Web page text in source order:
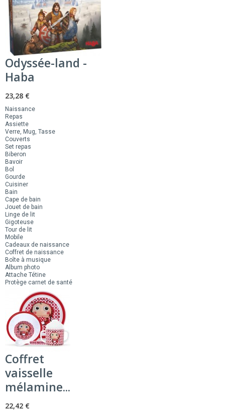
Odyssée-land -
Haba
23,28 €
Naissance
Repas
Assiette
Verre, Mug, Tasse
Couverts
Set repas
Biberon
Bavoir
Bol
Gourde
Cuisiner
Bain
Cape de bain
Jouet de bain
Linge de lit
Gigoteuse
Tour de lit
Mobile
Cadeaux de naissance
Coffret de naissance
Boîte à musique
Album photo
Attache Tétine
Protège carnet de santé
Coffret
vaisselle
mélamine...
22,42 €